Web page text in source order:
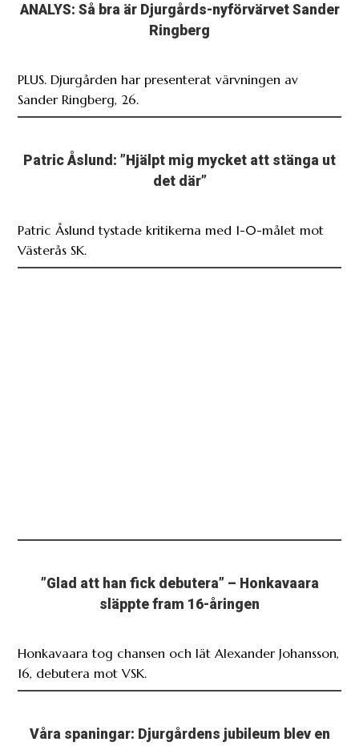
ANALYS: Så bra är Djurgårds-nyförvärvet Sander
Ringberg
PLUS. Djurgården har presenterat värvningen av
Sander Ringberg, 26.
Patric Åslund: ”Hjälpt mig mycket att stänga ut
det där”
Patric Åslund tystade kritikerna med 1-0-målet mot
Västerås SK.
”Glad att han fick debutera” – Honkavaara
släppte fram 16-åringen
Honkavaara tog chansen och lät Alexander Johansson,
16, debutera mot VSK.
Våra spaningar: Djurgårdens jubileum blev en